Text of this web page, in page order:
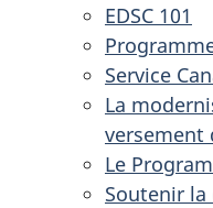
EDSC 101
Service
La
versement
Le
Soutenir la